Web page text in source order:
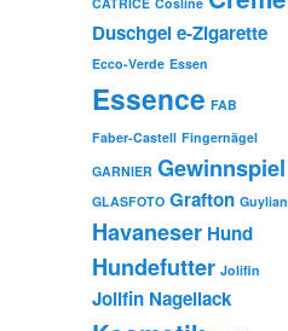
Duschgele-Zigarette
Ecco-Verde Essen
Essence FAB
Faber-Castell Fingernägel
GARNIER Gewinnspiel
GLASFOTO Grafton Guylian
Havaneser Hund
Hundefutter Jolifin
Jolifin Nagellack